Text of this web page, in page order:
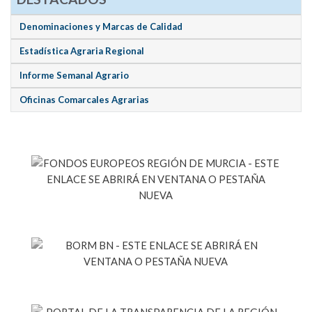
Denominaciones y Marcas de Calidad
Estadística Agraria Regional
Informe Semanal Agrario
Oficinas Comarcales Agrarias